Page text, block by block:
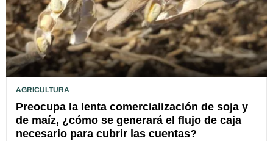
AGRICULTURA
Preocupa la lenta comercialización de soja y
de maíz, ¿cómo se generará el flujo de caja
necesario para cubrir las cuentas?